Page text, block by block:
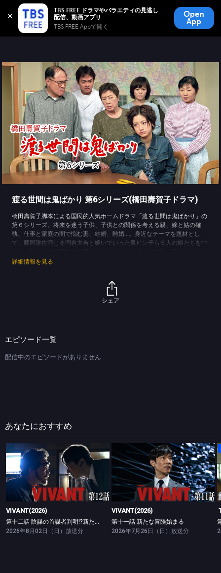
TBS FREE ドラマやバラエティの見逃し
TBS FREE Appで開く
Open
App
TBS FREE
無料見逃し配信
渡る世間は鬼ばかり 第6シリーズ(橋田壽賀子ドラマ)
橋田壽賀子脚本による国民的人気ホームドラマ「渡る世間は鬼ばかり」の
第６シリーズ。将来を迷う子供、子供との関係を考える親、嫁と姑の確
執、仕事と家庭の間で悩む妻、結婚、離婚…。身近なテーマを題材とし
て、藤岡琢也演じる岡倉大吉と嫁いでいった泉ピン子ら５人の娘たちを中
続々登場する。
詳細情報を見る
シェア
エピソード一覧
配信中のエピソードがありません
あなたにおすすめ
VIVANT(2026)
VIVANT(2026)
第十二話 陰謀の首謀者判明!?新たな仲間との対峙
2026年8月02日（日）放送分
VIVANT(2026)
第十一話 新たな冒険始まる
VIVANT(2026)
第十一話 新たな冒険始まる
2026年7月26日（日）放送分